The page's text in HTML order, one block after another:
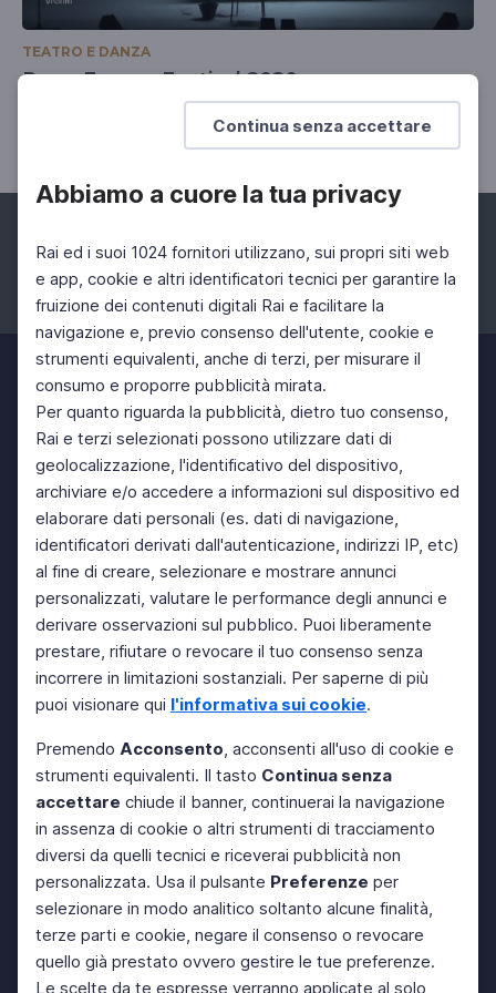
Continua senza accettare
Abbiamo a cuore la tua privacy
Rai ed i suoi 1024 fornitori utilizzano, sui propri siti web
e app, cookie e altri identificatori tecnici per garantire la
fruizione dei contenuti digitali Rai e facilitare la
navigazione e, previo consenso dell'utente, cookie e
strumenti equivalenti, anche di terzi, per misurare il
consumo e proporre pubblicità mirata.
Per quanto riguarda la pubblicità, dietro tuo consenso,
Rai e terzi selezionati possono utilizzare dati di
geolocalizzazione, l'identificativo del dispositivo,
archiviare e/o accedere a informazioni sul dispositivo ed
elaborare dati personali (es. dati di navigazione,
identificatori derivati dall'autenticazione, indirizzi IP, etc)
al fine di creare, selezionare e mostrare annunci
personalizzati, valutare le performance degli annunci e
derivare osservazioni sul pubblico. Puoi liberamente
prestare, rifiutare o revocare il tuo consenso senza
incorrere in limitazioni sostanziali. Per saperne di più
puoi visionare qui l'informativa sui cookie.
Premendo Acconsento, acconsenti all'uso di cookie e
strumenti equivalenti. Il tasto Continua senza
accettare chiude il banner, continuerai la navigazione
in assenza di cookie o altri strumenti di tracciamento
diversi da quelli tecnici e riceverai pubblicità non
personalizzata. Usa il pulsante Preferenze per
selezionare in modo analitico soltanto alcune finalità,
terze parti e cookie, negare il consenso o revocare
quello già prestato ovvero gestire le tue preferenze.
Le scelte da te espresse verranno applicate al solo
TEATRO E DANZA
RomaEuropa Festival 2020
Uno speciale sulla rassegna romana
Facebook Instagram Twitter